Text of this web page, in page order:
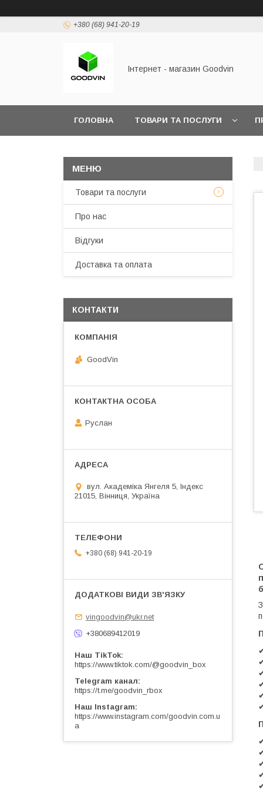
+380 (68) 941-20-19
Інтернет - магазин Goodvin
ГОЛОВНА ТОВАРИ ТА ПОСЛУГИ
Товари та послуги
Про нас
Відгуки
Доставка та оплата
КОНТАКТИ
GoodVin
Руслан
вул. Академіка Янгеля 5, Індекс
21015, Вінниця, Україна
+380 (68) 941-20-19
vingoodvin@ukr.net
+380689412019
Наш TikTok
https://www.tiktok.com/@goodvin_box
Telegram канал
https://t.me/goodvin_rbox
Наш Instagram
https://www.instagram.com/goodvin.com.u
a